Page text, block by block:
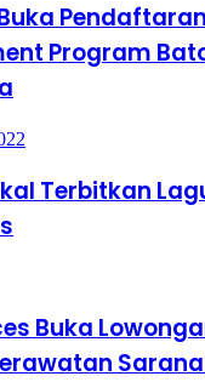
Program
Terbitkan
Buka
Sarana